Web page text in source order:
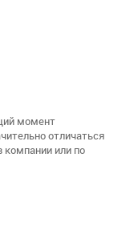
момент
отличаться
компании или по